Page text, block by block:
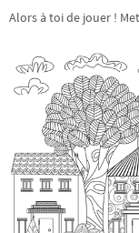
Alors à toi de jouer !